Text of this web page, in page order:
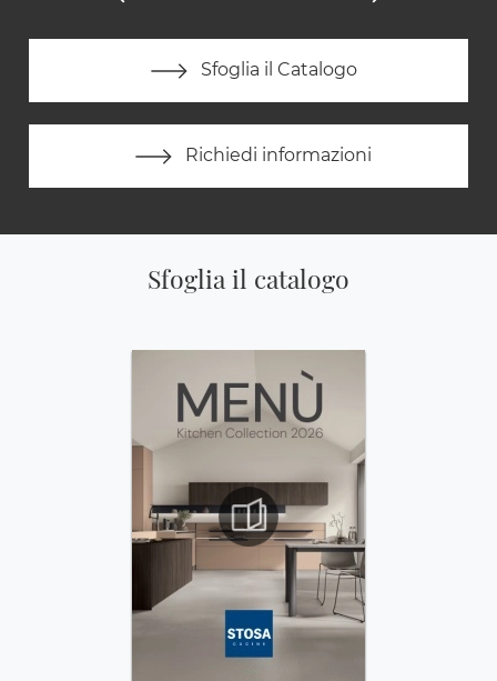
Sfoglia il Catalogo
Richiedi informazioni
Sfoglia il catalogo